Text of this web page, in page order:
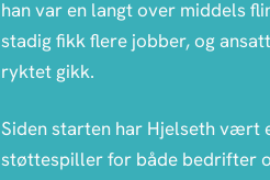
han var en langt over middels
stadig fikk flere jobber, og
ryktet gikk.
Siden starten har Hjelseth vært
støttespiller for både bedrifter